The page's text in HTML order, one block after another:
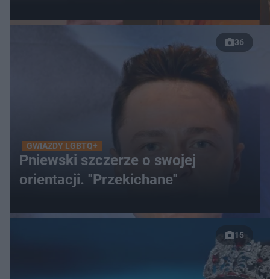
36
GWIAZDY LGBTQ+
Pniewski szczerze o swojej
orientacji. "Przekichane"
15